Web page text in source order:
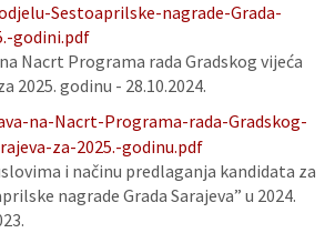
Sestoaprilske-nagrade-Grada-
godini.pdf
Nacrt Programa rada Gradskog vijeća
2025. godinu - 28.10.2024.
na-Nacrt-Programa-rada-Gradskog-
za-2025.-godinu.pdf
i načinu predlaganja kandidata za
nagrade Grada Sarajeva” u 2024.